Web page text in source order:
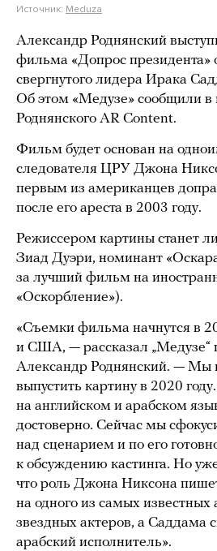
Источник: Meduza
Александр Роднянский
фильма «Допрос президента»
свергнутого лидера Ирака
Об этом «Медузе» сообщили
Роднянского AR Content.
Фильм будет основан на
следователя ЦРУ Джона
первым из американцев
после его ареста в 2003 году.
Режиссером картины станет
Зиад Дуэри, номинант
за лучший фильм на
«Оскорбление»).
«Съемки фильма начнутся в
и США, — рассказал „Медузе“
Александр Роднянский. — Мы
выпустить картину в 2020
на английском и арабском
достоверно. Сейчас мы
над сценарием и по его
к обсуждению кастинга. Но
что роль Джона Никсона
на одного из самых
звездных актеров, а Саддама
арабский исполнитель».